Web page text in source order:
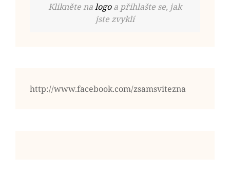
Klikněte nalogoa přihlašte se, jak
jste zvyklí
http://www.facebook.com/zsamsvitezna